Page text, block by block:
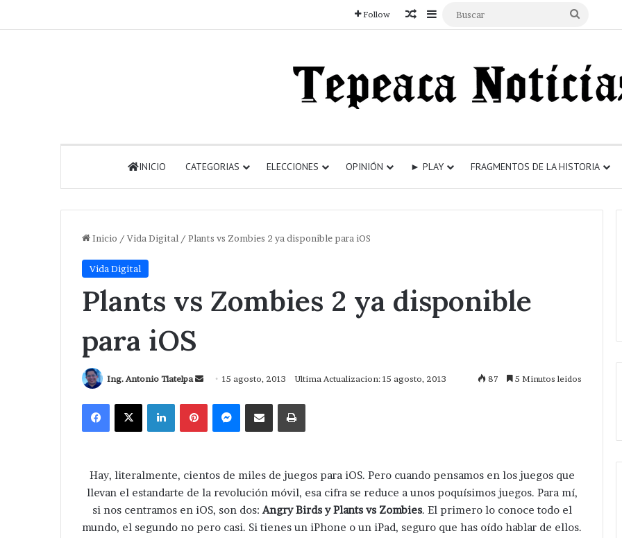
Follow Articulo aleatorio
Sidebar
INICIO CATEGORIAS ELECCIONES OPINIÓN ► PLAY FRAGMENTOS DE LA HISTORIA
Inicio / Vida Digital / Plants vs Zombies 2 ya disponible para iOS
Vida Digital
Plants vs Zombies 2 ya disponible
para iOS
Ing. Antonio Tlatelpa
Send
email
15 agosto, 2013 Ultima Actualizacion: 15 agosto, 2013 87 5 Minutos leidos
Facebook
X LinkedInPinterestMessengerCompartir via CorreoImprimir
Hay, literalmente, cientos de miles de juegos para iOS. Pero cuando pensamos en los juegos que
llevan el estandarte de la revolución móvil, esa cifra se reduce a unos poquísimos juegos. Para mí,
si nos centramos en iOS, son dos: Angry Birds y Plants vs Zombies. El primero lo conoce todo el
mundo, el segundo no pero casi. Si tienes un iPhone o un iPad, seguro que has oído hablar de ellos.